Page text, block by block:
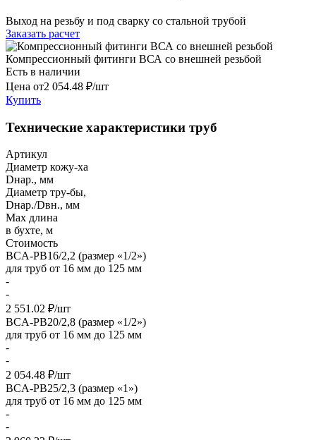
Выход на резьбу и под сварку со стальной трубой
Заказать расчет
Компрессионный фитинги ВСА со внешней резьбой
Есть в наличии
Цена от2 054.48 ₽/шт
Купить
Технические характеристики труб
Артикул
Диаметр кожу-ха
Dнар., мм
Диаметр тру-бы,
Dнар./Dвн., мм
Max длина
в бухте, м
Стоимость
BCA-PB16/2,2 (размер «1/2»)
для труб от 16 мм до 125 мм
-
-
2 551.02 ₽/шт
BCA-PB20/2,8 (размер «1/2»)
для труб от 16 мм до 125 мм
-
-
2 054.48 ₽/шт
BCA-PB25/2,3 (размер «1»)
для труб от 16 мм до 125 мм
-
-